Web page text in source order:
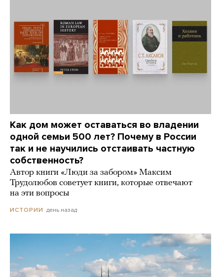
Как дом может оставаться во владении
одной семьи 500 лет? Почему в России
так и не научились отстаивать частную
собственность?
Автор книги «Люди за забором» Максим
Трудолюбов советует книги, которые отвечают
на эти вопросы
ИСТОРИИ день назад